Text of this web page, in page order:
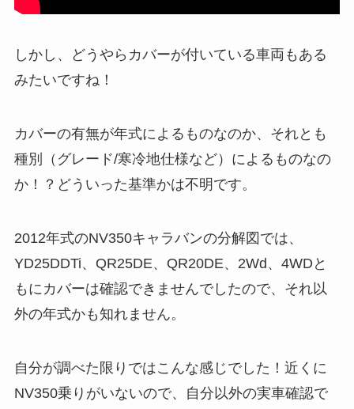
しかし、どうやらカバーが付いている車両もある
みたいですね！
カバーの有無が年式によるものなのか、それとも
種別（グレード/寒冷地仕様など）によるものなの
か！？どういった基準かは不明です。
2012年式のNV350キャラバンの分解図では、
YD25DDTi、QR25DE、QR20DE、2Wd、4WDと
もにカバーは確認できませんでしたので、それ以
外の年式かも知れません。
自分が調べた限りではこんな感じでした！近くに
NV350乗りがいないので、自分以外の実車確認で